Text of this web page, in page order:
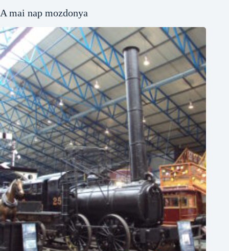
A mai nap mozdonya